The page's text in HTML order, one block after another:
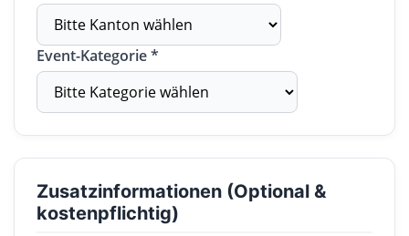
Event-Kategorie *
Zusatzinformationen (Optional &
kostenpflichtig)